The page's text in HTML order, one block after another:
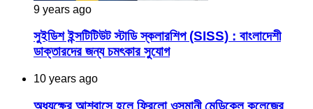
9 years ago
সুইডিশ ইন্সটিটিউট স্টাডি স্কলারশিপ (SISS) : বাংলাদেশী
ডাক্তারদের জন্য চমৎকার সুযোগ
10 years ago
অধ্যক্ষের আশ্বাসে হলে ফিরলো ওসমানী মেডিকেল কলেজের